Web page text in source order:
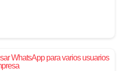
WhatsApp para varios usuarios